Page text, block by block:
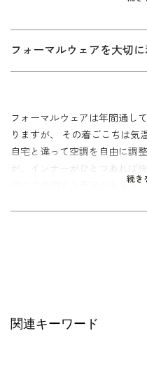
Ｌサイズ（総丈
※画像はすべて
フォーマルウェアを大切
続き
フォーマルウェアは年間通し
りますが、 その着ごこちは気
自宅と違って空調を自由に調
が、インナーがひとつあれば
続けて着用する予定がある方
関連キーワード